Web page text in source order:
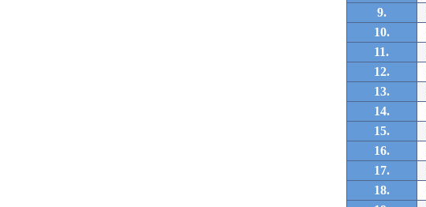
9.
10.
11.
12.
13.
14.
15.
16.
17.
18.